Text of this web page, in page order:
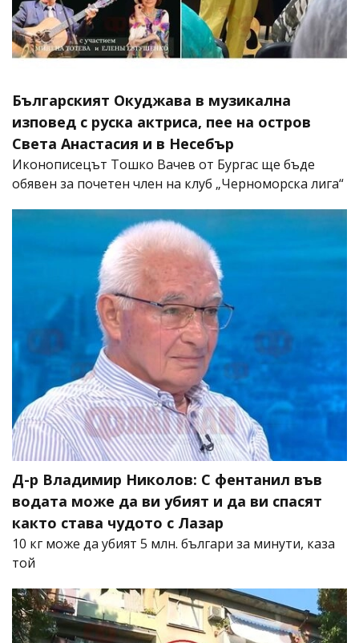
Българският Окуджава в музикална
изповед с руска актриса, пее на остров
Света Анастасия и в Несебър
Иконописецът Тошко Вачев от Бургас ще бъде
обявен за почетен член на клуб „Черноморска лига“
Д-р Владимир Николов: С фентанил във
водата може да ви убият и да ви спасят
както става чудото с Лазар
10 кг може да убият 5 млн. българи за минути, каза
той